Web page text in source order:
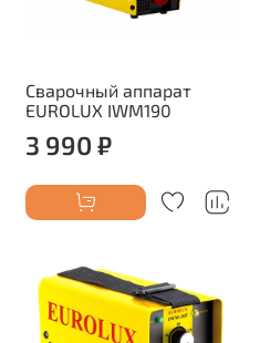
Сварочный аппарат
EUROLUX IWM190
3 990 ₽